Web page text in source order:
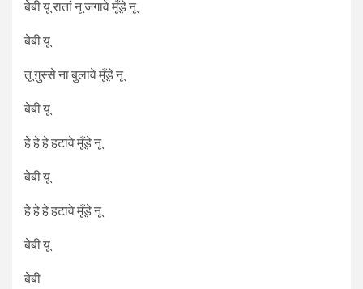
बेबी यू रातां नू जगावे मूँड़े नू
बेबी यू
तू ग़ुस्से ना बुलावे मूँड़े नू
बेबी यू
हे हे हे हटावे मूँड़े नू
बेबी यू
हे हे हे हटावे मूँड़े नू
बेबी यू
बेबी